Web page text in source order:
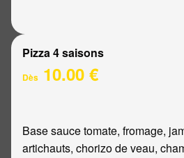
Pizza 4 saisons
Dès 10.00 €
Base sauce tomate, fromage,
artichauts, chorizo de veau,